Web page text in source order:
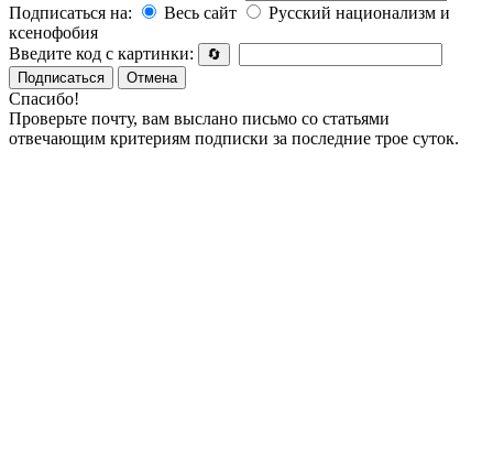
Подписаться на:
Весь сайт
Русский национализм и
ксенофобия
Введите код с картинки:
🔄
Подписаться
Отмена
Спасибо!
Проверьте почту, вам выслано письмо со статьями
отвечающим критериям подписки за последние трое суток.